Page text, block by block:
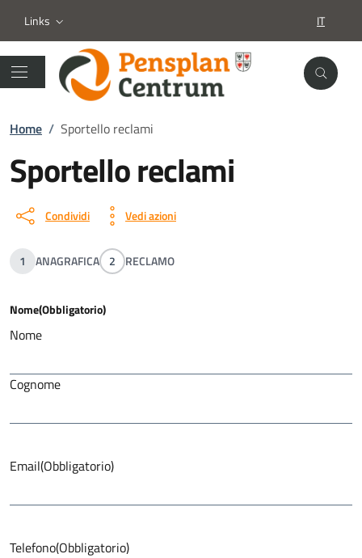
Links IT
Home / Sportello reclami
Sportello reclami
Condividi Vedi azioni
1 ANAGRAFICA 2 RECLAMO
Nome(Obbligatorio)
Nome
Cognome
Email(Obbligatorio)
Telefono(Obbligatorio)